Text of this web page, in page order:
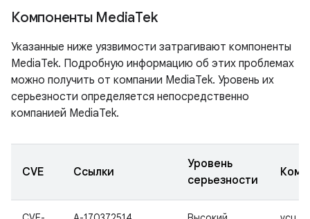
Компоненты MediaTek
Указанные ниже уязвимости затрагивают компоненты
MediaTek. Подробную информацию об этих проблемах
можно получить от компании MediaTek. Уровень их
серьезности определяется непосредственно
компанией MediaTek.
CVE Ссылки
Уровень
серьезности